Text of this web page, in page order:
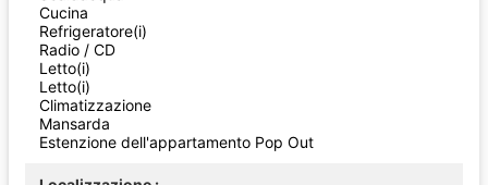
Cucina
Refrigeratore(i)
Radio / CD
Letto(i)
Letto(i)
Climatizzazione
Mansarda
Estenzione dell'appartamento Pop Out